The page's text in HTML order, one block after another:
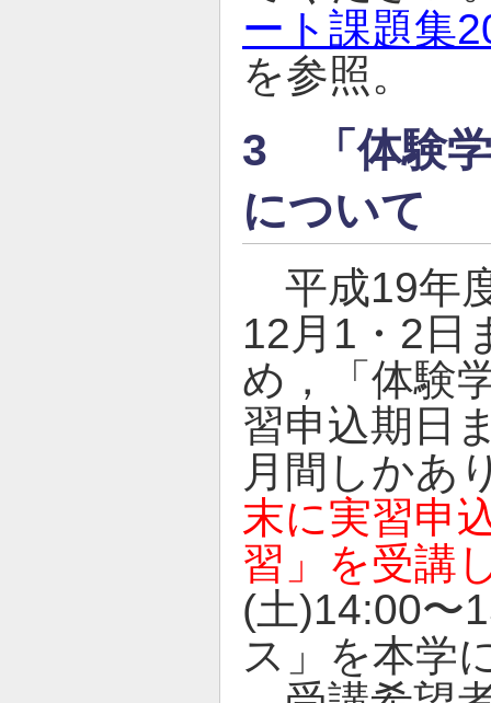
ート課題集
を参照。
3 「体験学
について
平成19年
12月1・2日
め，「体験
習申込期日
月間しかあ
末に実習申
習」を受講
(土)14:00〜
ス」を本学